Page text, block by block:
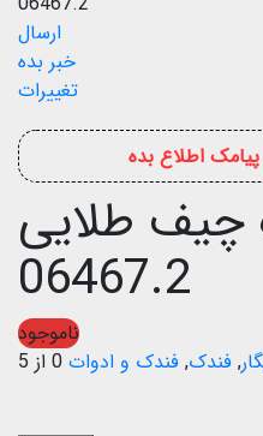
ارسال
خبر بده
تغییرات
اطلاع بده
چیف طلایی
06467.2
ناموجود
, فندک, فندک و ادوات 0 از 5